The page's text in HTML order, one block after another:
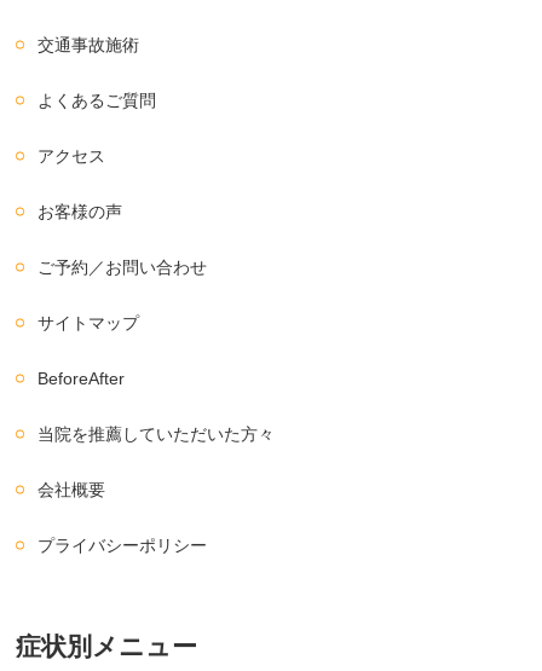
交通事故施術
よくあるご質問
アクセス
お客様の声
ご予約／お問い合わせ
サイトマップ
BeforeAfter
当院を推薦していただいた方々
会社概要
プライバシーポリシー
症状別メニュー